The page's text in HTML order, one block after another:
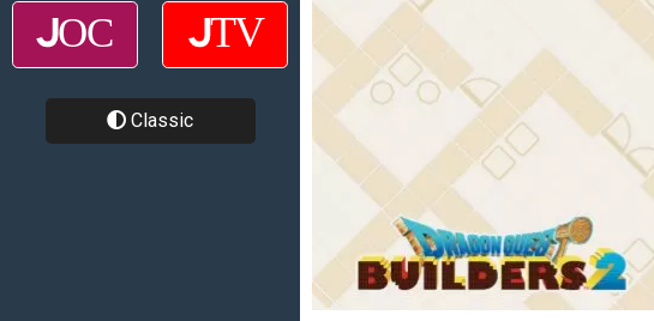
Classic